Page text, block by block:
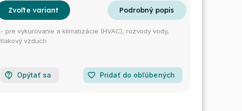
Zvoľte variant
- pre vykurovanie a klimatizácie (HVAC), rozvody vody,
tlakový vzduch
Opýtať sa favorite_border Pridať do obľúbených